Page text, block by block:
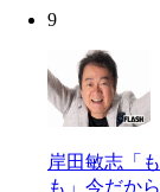
9
岸田敏志「
も」今だか